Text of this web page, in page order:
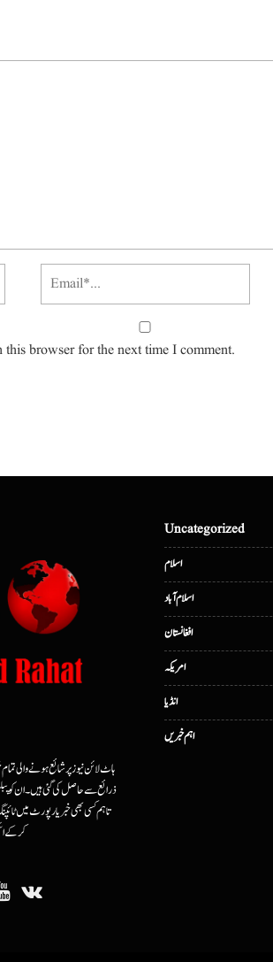
browser for the next time I comment.
ہاٹ لائن نیوز پر شائع ہونے والی
ذرائع سے حاصل کی گئی ہیں۔ ان کو
تاہم کسی بھی خبر یا رپورٹ میں
کرکے
Uncategorized
اسلام
اسلام آباد
افغانستان
امریکہ
انڈیا
اہم خبریں